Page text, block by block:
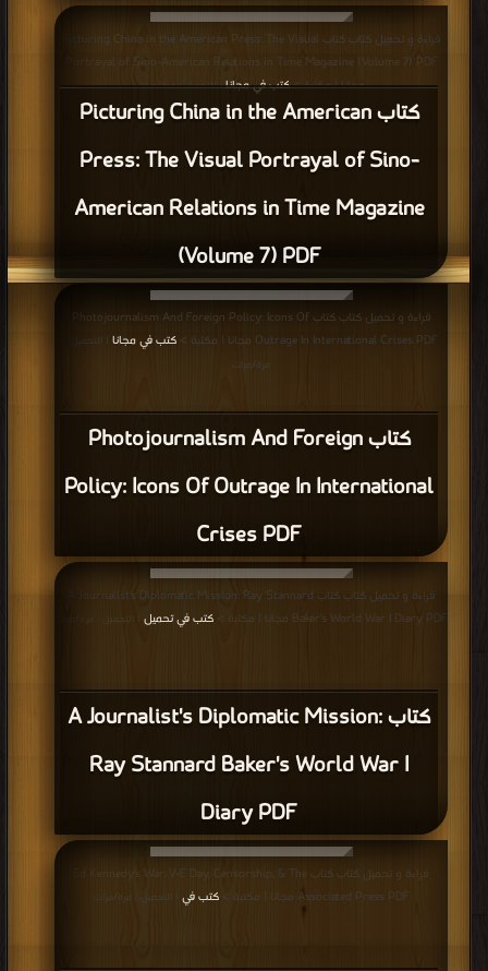
كتاب Picturing China in the American
Press: The Visual Portrayal of Sino-
American Relations in Time Magazine
(Volume 7) PDF
قراءة و تحميل كتاب كتاب Picturing China in the American Press: The Visual
Portrayal of Sino-American Relations in Time Magazine (Volume 7) PDF
مجانا | مكتبة >كتب في مجانا| التحميل : مرة/مرات
كتاب Photojournalism And Foreign
Policy: Icons Of Outrage In International
Crises PDF
قراءة و تحميل كتاب كتاب Photojournalism And Foreign Policy: Icons Of
Outrage In International Crises PDF مجانا | مكتبة >
كتب في مجانا | التحميل :
مرة/مرات
كتاب A Journalist's Diplomatic Mission:
Ray Stannard Baker's World War I
Diary PDF
قراءة و تحميل كتاب كتاب A Journalist's Diplomatic Mission: Ray Stannard
Baker's World War I Diary PDF مجانا | مكتبة >
كتب في تحميل | التحميل : مرة/مرات
قراءة و تحميل كتاب كتاب Ed Kennedy's War: V-E Day, Censorship, & The
Associated Press PDF مجانا | مكتبة >
كتب في | التحميل : مرة/مرات